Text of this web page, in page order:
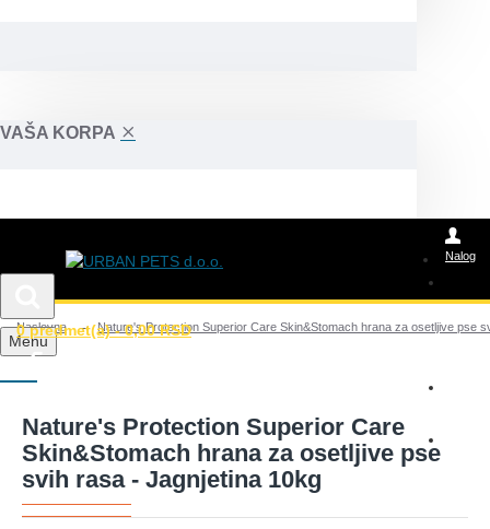
VAŠA KORPA
Nalog
Posao
Menu
0 predmet(a) - 0,00 RSD
Naslovna Nature's Protection Superior Care Skin&Stomach hrana za osetljive pse
Nature's Protection Superior Care
Skin&Stomach hrana za osetljive pse
svih rasa - Jagnjetina 10kg